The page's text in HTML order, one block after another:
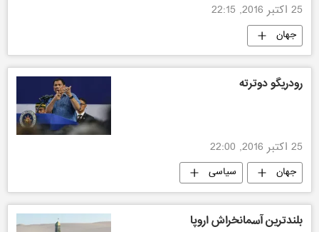
25 اکتبر 2016, 22:15
جهان
رودریگو دوترته
25 اکتبر 2016, 22:00
جهان سیاسی
بلندترین آسمانخراش اروپا